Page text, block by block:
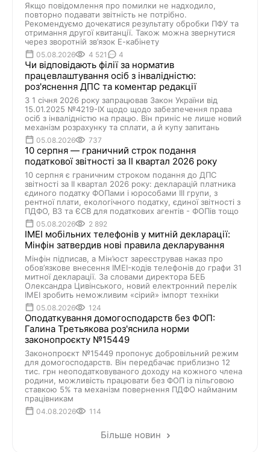
Якщо повідомлення про помилки не надходило,
повторно подавати звітність не потрібно.
Рекомендуємо дочекатися результату обробки ПФУ та
отримання другої квитанції. Також можна звернутися
через зворотній зв’язок Е-кабінету
05.08.2026 4 521 4
Чи відповідають філії за норматив
працевлаштування осіб з інвалідністю:
роз'яснення ДПС та коментар редакції
З 1 січня 2026 року запрацював Закон України від
15.01.2025 №4219-IX щодо щодо забезпечення права
осіб з інвалідністю на працю. Він приніс не лише новий
механізм розрахунку та сплати, а й купу запитань
05.08.2026 737
10 серпня — граничний строк подання
податкової звітності за II квартал 2026 року
10 серпня є граничним строком подання до ДПС
звітності за II квартал 2026 року: декларацій платника
єдиного податку ФОПами і юрособами III групи, з
рентної плати, екологічного податку, єдиної звітності з
ПДФО, ВЗ та ЄСВ для податкових агентів - ФОПів тощо
05.08.2026 2 892
IMEI мобільних телефонів у митній декларації:
Мінфін затвердив нові правила декларування
Мінфін підписав, а Мін’юст зареєстрував наказ про
обов’язкове внесення IMEI-кодів телефонів до графи 31
митної декларації. За словами директора БЕБ
Олександра Цивінського, новий електронний перелік
IMEI зробить неможливим «сірий» імпорт техніки
05.08.2026 124
Оподаткування домогосподарств без ФОП:
Галина Третьякова роз'яснила норми
законопроєкту №15449
Законопроєкт №15449 пропонує добровільний режим
для домогосподарств. Він передбачає приблизно 12
тис. грн неоподатковуваного доходу на кожного члена
родини, можливість працювати без ФОП із пільговою
ставкою 5% та механізм повернення ПДФО найманим
працівникам
04.08.2026 114
Більше новин